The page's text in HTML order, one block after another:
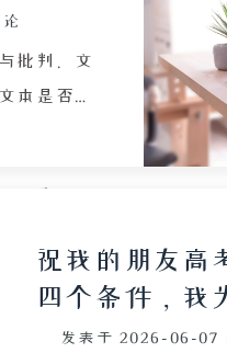
件永久保存、远程协
到加入多个技术群却
音。最后，初中班主
又递给作者一张未参
联系被切断、被排除
批判。文
本是否具
指出其基
失效，而
，人类写
号文案，
文章常被
祝我的朋友高
四个条件，我
发表于 2026-06-07